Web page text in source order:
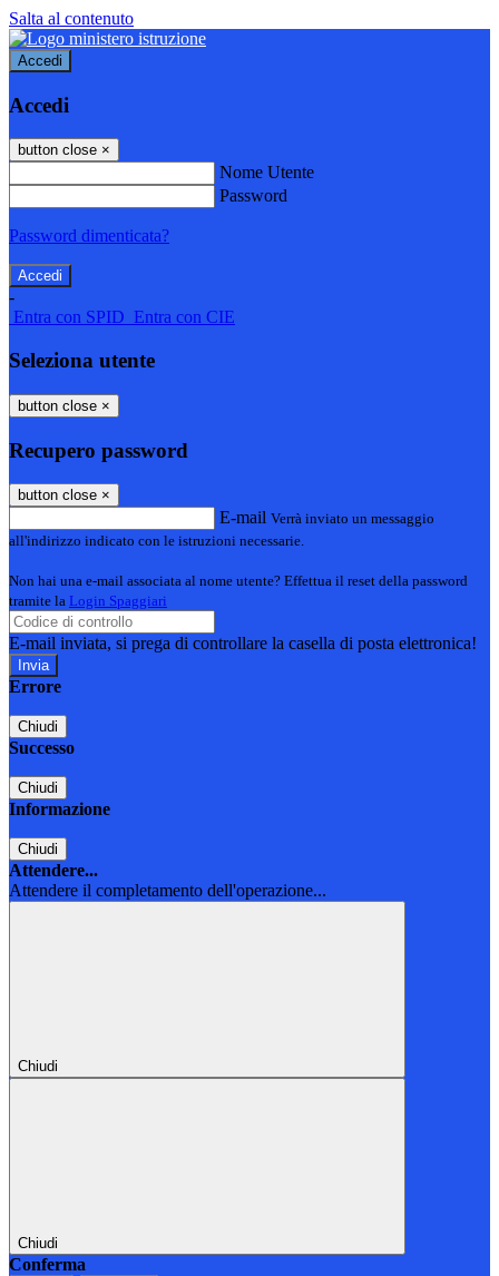
Salta al contenuto
Accedi
Accedi
button close ×
Nome Utente
Password
Password dimenticata?
-
Entra con SPID Entra con CIE
Seleziona utente
button close ×
Recupero password
button close ×
E-mail Verrà inviato un messaggio
all'indirizzo indicato con le istruzioni necessarie.
Non hai una e-mail associata al nome utente? Effettua il reset della password
tramite la Login Spaggiari
E-mail inviata, si prega di controllare la casella di posta elettronica!
Errore
Chiudi
Successo
Chiudi
Informazione
Chiudi
Attendere...
Attendere il completamento dell'operazione...
Chiudi
Chiudi
Conferma